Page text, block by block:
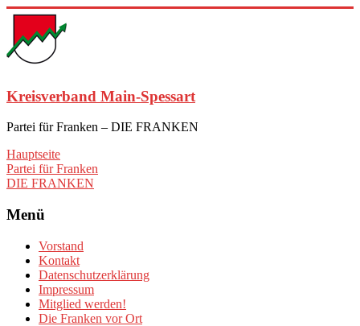
Zum
springen
Kreisverband Main-Spessart
Partei für Franken – DIE FRANKEN
Hauptseite
Partei für Franken
DIE FRANKEN
Menü
Vorstand
Kontakt
Datenschutzerklärung
Impressum
Mitglied werden!
Die Franken vor Ort